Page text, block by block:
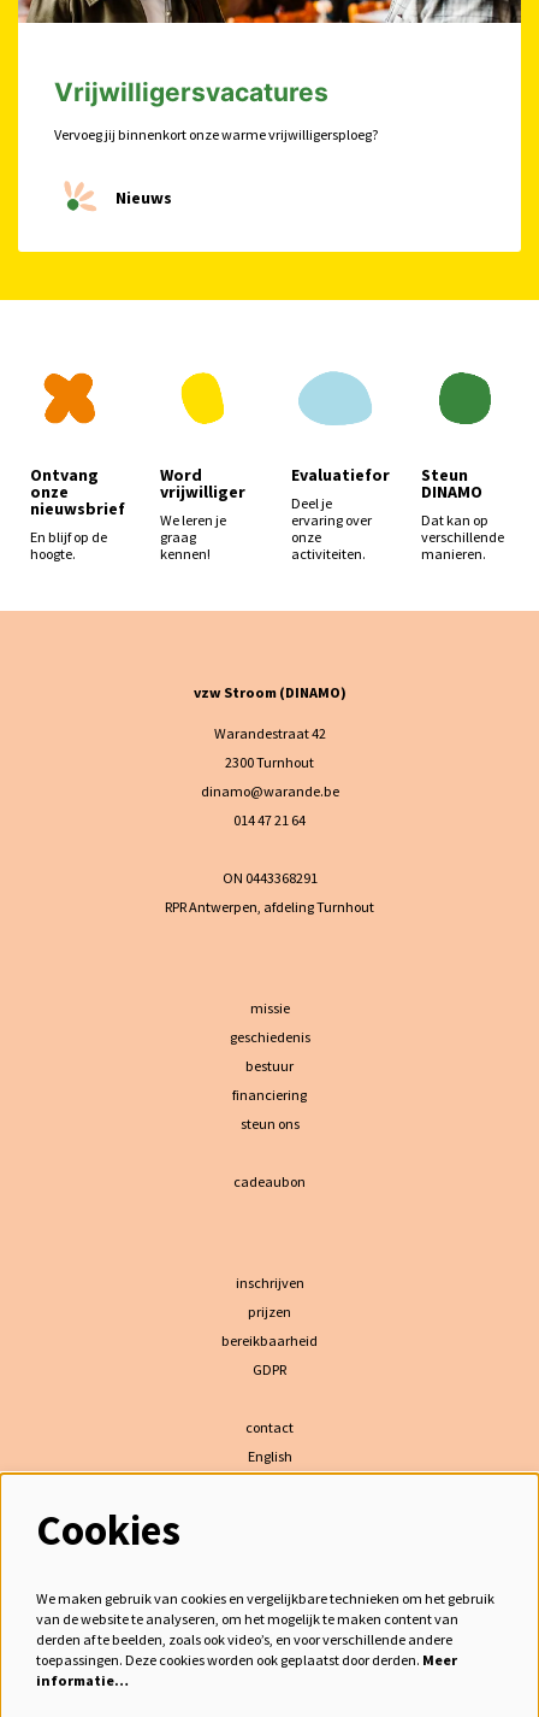
Vrijwilligersvacatures
Vervoeg jij binnenkort onze warme vrijwilligersploeg?
Nieuws
Ontvang
onze
nieuwsbrief
En blijf op de
hoogte.
Word
vrijwilliger
We leren je
graag
kennen!
Evaluatieformulier
Deel je
ervaring over
onze
activiteiten.
Steun
DINAMO
Dat kan op
verschillende
manieren.
vzw Stroom (DINAMO)
Warandestraat 42
2300 Turnhout
dinamo@warande.be
014 47 21 64
ON 0443368291
RPR Antwerpen, afdeling Turnhout
missie
geschiedenis
bestuur
financiering
steun ons
cadeaubon
inschrijven
prijzen
bereikbaarheid
GDPR
contact
English
meld je aan voor de nieuwsbrief
Cookies
We maken gebruik van cookies en vergelijkbare technieken om het gebruik
van de website te analyseren, om het mogelijk te maken content van
derden af te beelden, zoals ook video’s, en voor verschillende andere
toepassingen. Deze cookies worden ook geplaatst door derden. Meer
informatie…